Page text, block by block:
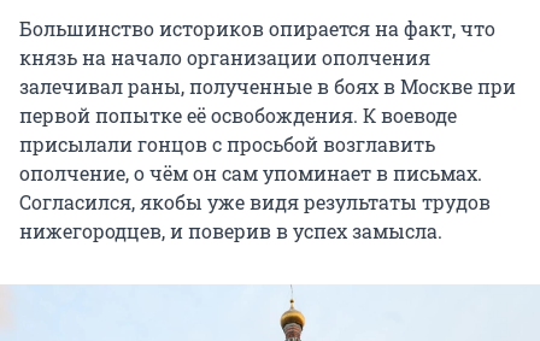
Большинство историков опирается на факт, что
князь на начало организации ополчения
залечивал раны, полученные в боях в Москве при
первой попытке её освобождения. К воеводе
присылали гонцов с просьбой возглавить
ополчение, о чём он сам упоминает в письмах.
Согласился, якобы уже видя результаты трудов
нижегородцев, и поверив в успех замысла.